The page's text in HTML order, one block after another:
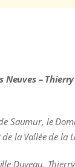
Neuves –
Saumur, le
la Vallée de la
Duveau,